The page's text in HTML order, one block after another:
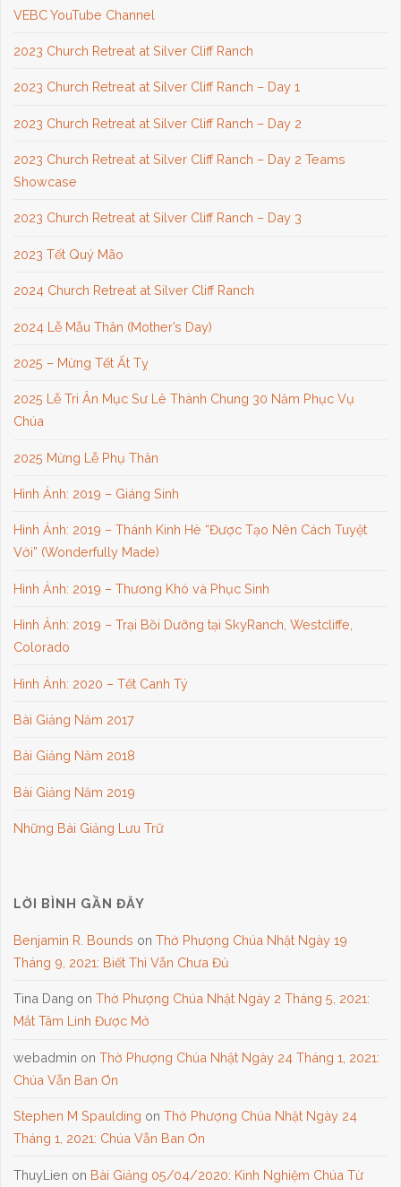
VEBC YouTube Channel
2023 Church Retreat at Silver Cliff Ranch
2023 Church Retreat at Silver Cliff Ranch – Day 1
2023 Church Retreat at Silver Cliff Ranch – Day 2
2023 Church Retreat at Silver Cliff Ranch – Day 2 Teams
Showcase
2023 Church Retreat at Silver Cliff Ranch – Day 3
2023 Tết Quý Mão
2024 Church Retreat at Silver Cliff Ranch
2024 Lễ Mẫu Thân (Mother’s Day)
2025 – Mừng Tết Ất Tỵ
2025 Lễ Tri Ân Mục Sư Lê Thành Chung 30 Năm Phục Vụ
Chúa
2025 Mừng Lễ Phụ Thân
Hình Ảnh: 2019 – Giáng Sinh
Hình Ảnh: 2019 – Thánh Kinh Hè “Được Tạo Nên Cách Tuyệt
Vời” (Wonderfully Made)
Hình Ảnh: 2019 – Thương Khó và Phục Sinh
Hình Ảnh: 2019 – Trại Bồi Dưỡng tại SkyRanch, Westcliffe,
Colorado
Hình Ảnh: 2020 – Tết Canh Tý
Bài Giảng Năm 2017
Bài Giảng Năm 2018
Bài Giảng Năm 2019
Những Bài Giảng Lưu Trữ
LỜI BÌNH GẦN ĐÂY
Benjamin R. Bounds onThờ Phượng Chúa Nhật Ngày 19
Tháng 9, 2021: Biết Thì Vẫn Chưa Đủ
Tina Dang onThờ Phượng Chúa Nhật Ngày 2 Tháng 5, 2021:
Mắt Tâm Linh Được Mở
webadmin onThờ Phượng Chúa Nhật Ngày 24 Tháng 1, 2021:
Chúa Vẫn Ban Ơn
Stephen M Spaulding onThờ Phượng Chúa Nhật Ngày 24
Tháng 1, 2021: Chúa Vẫn Ban Ơn
ThuyLien on Bài Giảng 05/04/2020: Kinh Nghiệm Chúa Từ